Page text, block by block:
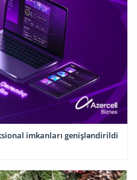
imkanları genişləndirildi